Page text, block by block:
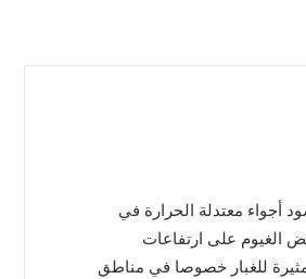
أجواء معتدلة الحرارة في
الغيوم على ارتفاعات
للغبار خصوصا في مناطق